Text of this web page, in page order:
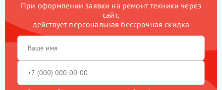
При оформлении заявки на ремонт техники через
сайт,
действует персональная бессрочная скидка